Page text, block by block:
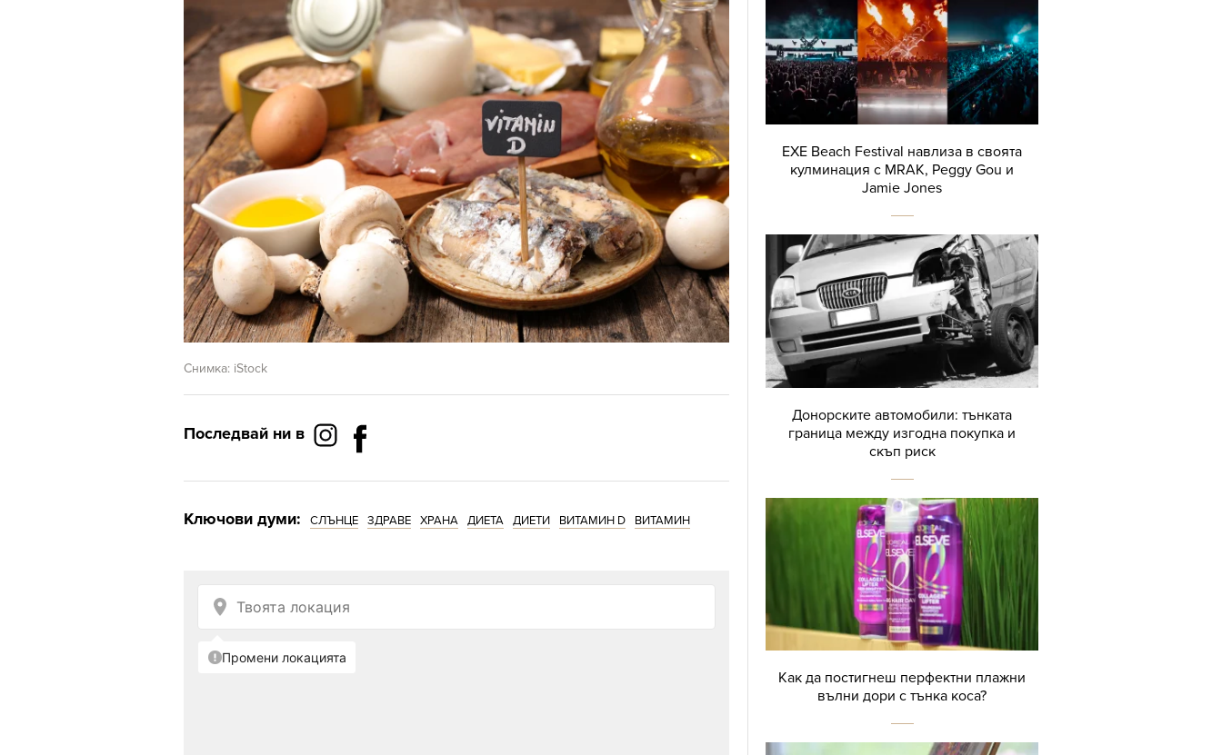
Снимка: iStock
Последвай ни в
Ключови думи: СЛЪНЦЕ ЗДРАВЕ ХРАНА ДИЕТА ДИЕТИ ВИТАМИН D ВИТАМИН
EXE Beach Festival навлиза в своята
кулминация с MRAK, Peggy Gou и
Jamie Jones
Донорските автомобили: тънката
граница между изгодна покупка и
скъп риск
Как да постигнеш перфектни плажни
вълни дори с тънка коса?